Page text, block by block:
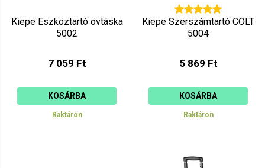
Kiepe Eszköztartó övtáska
5002
7 059 Ft
KOSÁRBA
Raktáron
Kiepe Szerszámtartó COLT
5004
5 869 Ft
KOSÁRBA
Raktáron